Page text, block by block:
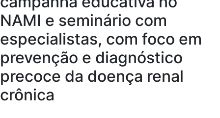
NAMI e seminário com
especialistas, com foco em
prevenção e diagnóstico
precoce da doença renal
crônica